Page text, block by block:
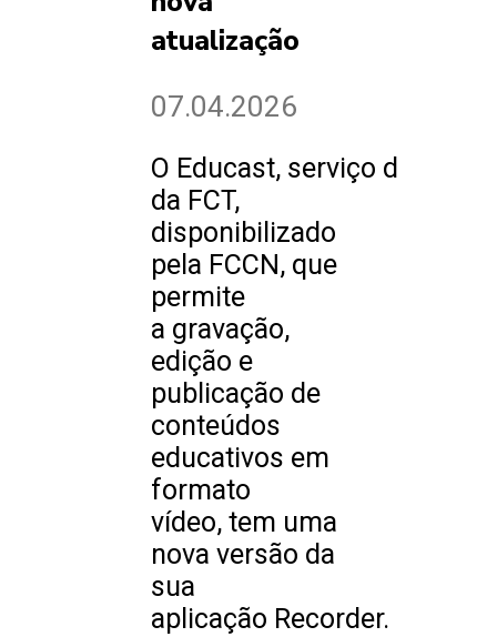
atualização
07.04.2026
O Educast, serviço digital
da FCT,
disponibilizado
pela FCCN, que
permite
a gravação,
edição e
publicação de
conteúdos
educativos em
formato
vídeo, tem uma
nova versão da
sua
aplicação Recorder.